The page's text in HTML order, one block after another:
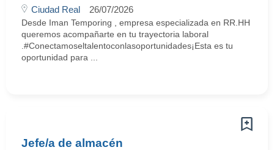
Ciudad Real 26/07/2026
Desde Iman Temporing , empresa especializada en RR.HH
queremos acompañarte en tu trayectoria laboral
.#Conectamoseltalentoconlasoportunidades¡Esta es tu
oportunidad para ...
Jefe/a de almacén